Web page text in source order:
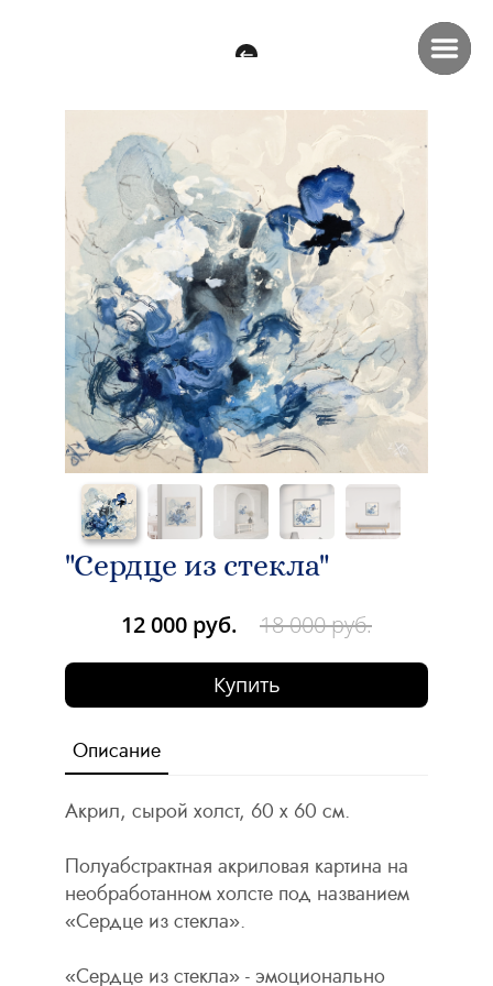
"Сердце из стекла"
12 000 руб. 18 000 руб.
Купить
Описание
Акрил, сырой холст, 60 х 60 см.
Полуабстрактная акриловая картина на
необработанном холсте под названием
«Cердце из стекла».
«Сердце из стекла» - эмоционально